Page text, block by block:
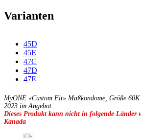
Varianten
45D
45E
47C
47D
47E
49C
49D
49E
49F
49G
MyONE «Custom Fit» Maßkondome, Größe
2023 im Angebot.
Dieses Produkt kann nicht in folgende Länder
Kanada